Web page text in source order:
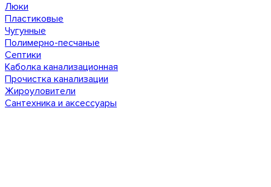
Люки
Пластиковые
Чугунные
Полимерно-песчаные
Септики
Каболка канализационная
Прочистка канализации
Жироуловители
Сантехника и аксессуары